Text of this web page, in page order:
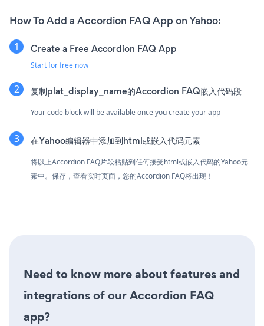
How To Add a Accordion FAQ App on Yahoo:
Create a Free Accordion FAQ App
Start for free now
复制plat_display_name的Accordion FAQ嵌入代码段
Your code block will be available once you create your app
在Yahoo编辑器中添加到html或嵌入代码元素
将以上Accordion FAQ片段粘贴到任何接受html或嵌入代码的Yahoo元
素中。保存，查看实时页面，您的Accordion FAQ将出现！
Need to know more about features and
integrations of our Accordion FAQ
app?